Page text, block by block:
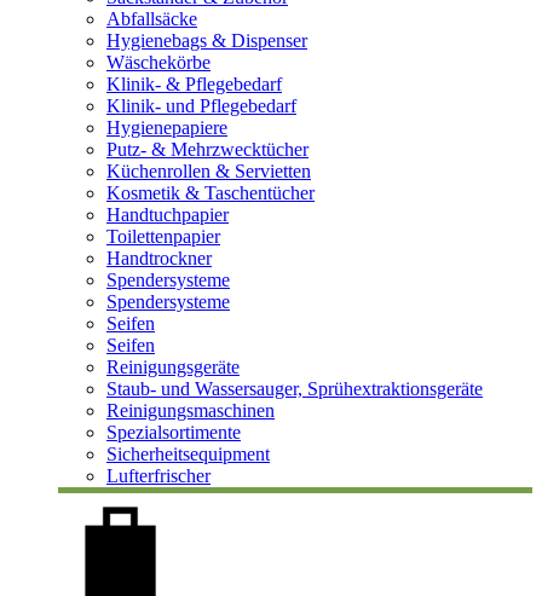
Abfallsäcke
Hygienebags & Dispenser
Wäschekörbe
Klinik- & Pflegebedarf
Klinik- und Pflegebedarf
Hygienepapiere
Putz- & Mehrzwecktücher
Küchenrollen & Servietten
Kosmetik & Taschentücher
Handtuchpapier
Toilettenpapier
Handtrockner
Spendersysteme
Spendersysteme
Seifen
Seifen
Reinigungsgeräte
Staub- und Wassersauger, Sprühextraktionsgeräte
Reinigungsmaschinen
Spezialsortimente
Sicherheitsequipment
Lufterfrischer